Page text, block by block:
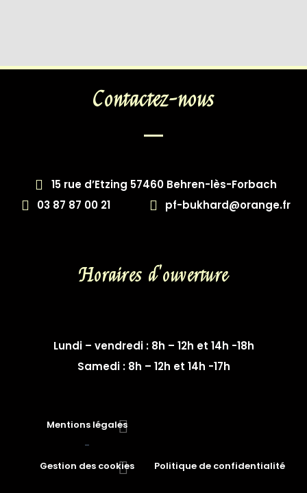
Contactez-nous
15 rue d’Etzing 57460 Behren-lès-Forbach
03 87 87 00 21
pf-bukhard@orange.fr
Horaires d'ouverture
Lundi – vendredi : 8h – 12h et 14h -18h
Samedi : 8h – 12h et 14h -17h
Mentions légales
-
Gestion des cookies
Politique de confidentialité